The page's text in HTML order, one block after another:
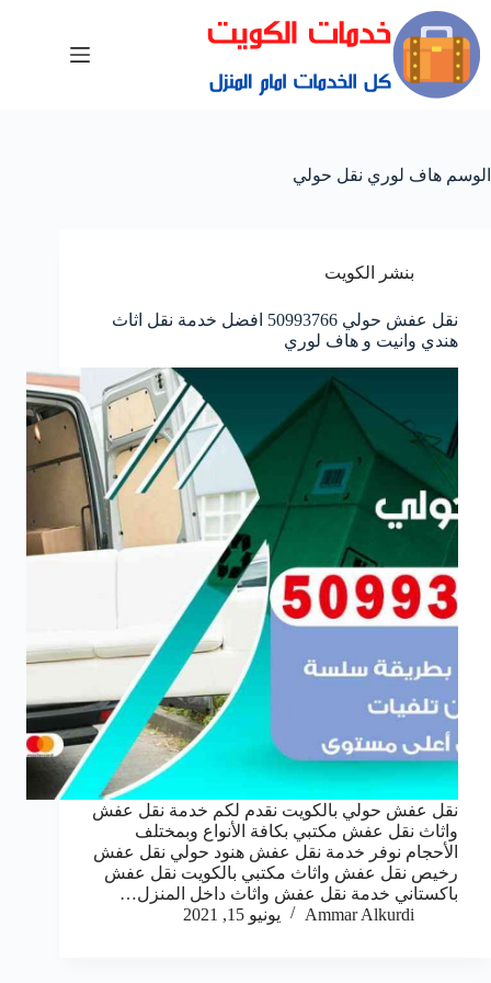
الوسم هاف لوري نقل حولي
بنشر الكويت
نقل عفش حولي 50993766 افضل خدمة نقل اثاث
هندي وانيت و هاف لوري
نقل عفش حولي بالكويت نقدم لكم خدمة نقل عفش
واثاث نقل عفش مكتبي بكافة الأنواع وبمختلف
الأحجام نوفر خدمة نقل عفش هنود حولي نقل عفش
رخيص نقل عفش واثاث مكتبي بالكويت نقل عفش
باكستاني خدمة نقل عفش واثاث داخل المنزل…
Ammar Alkurdi
يونيو 15, 2021